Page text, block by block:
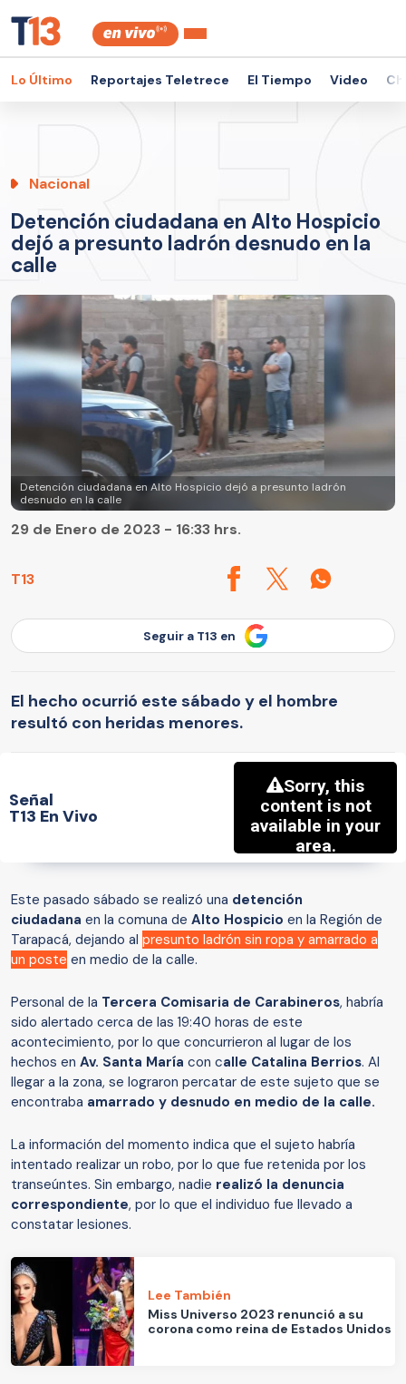
Lo Último Reportajes Teletrece El Tiempo Video
Nacional
Detención ciudadana en Alto Hospicio
dejó a presunto ladrón desnudo en la
calle
Detención ciudadana en Alto Hospicio dejó a presunto ladrón
desnudo en la calle
T13
29 de Enero de 2023 - 16:33 hrs.
Seguir a T13 en
El hecho ocurrió este sábado y el hombre
resultó con heridas menores.
Señal
T13 En Vivo
Este pasado sábado se realizó una detención
ciudadana en la comuna de Alto Hospicio en la Región de
Tarapacá, dejando al presunto ladrón sin ropa y amarrado a
un poste en medio de la calle.
Personal de la Tercera Comisaria de Carabineros, habría
sido alertado cerca de las 19:40 horas de este
acontecimiento, por lo que concurrieron al lugar de los
hechos en Av. Santa María con calle Catalina Berrios. Al
llegar a la zona, se lograron percatar de este sujeto que se
encontraba amarrado y desnudo en medio de la calle.
La información del momento indica que el sujeto habría
intentado realizar un robo, por lo que fue retenida por los
transeúntes. Sin embargo, nadie realizó la denuncia
correspondiente, por lo que el individuo fue llevado a
constatar lesiones.
Lee También
Miss Universo 2023 renunció a su
corona como reina de Estados Unidos